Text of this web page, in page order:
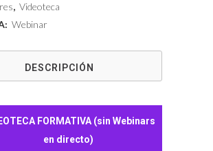
, Videoteca
Webinar
DESCRIPCIÓN
FORMATIVA (sin Webinars
en directo)